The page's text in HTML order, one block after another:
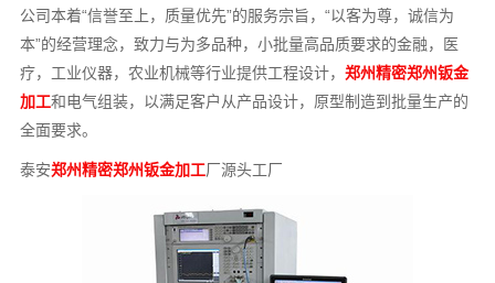
公司本着“信誉至上，质量优先”的服务宗旨，“以客为尊，诚信为
本”的经营理念，致力与为多品种，小批量高品质要求的金融，医
疗，工业仪器，农业机械等行业提供工程设计，郑州精密郑州钣金
加工和电气组装，以满足客户从产品设计，原型制造到批量生产的
全面要求。
泰安郑州精密郑州钣金加工厂源头工厂